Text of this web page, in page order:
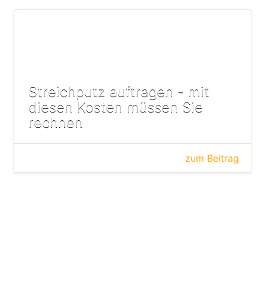
Streichputz auftragen - mit
diesen Kosten müssen Sie
rechnen
zum Beitrag